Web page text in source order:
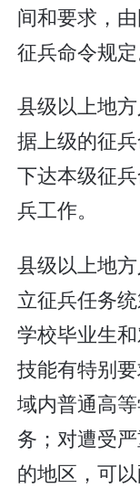
间和要求，
征兵命令规定
县级以上地
据上级的征
下达本级征
兵工作。
县级以上地
立征兵任务
学校毕业生
技能有特别
域内普通高
务；对遭受
的地区，可以